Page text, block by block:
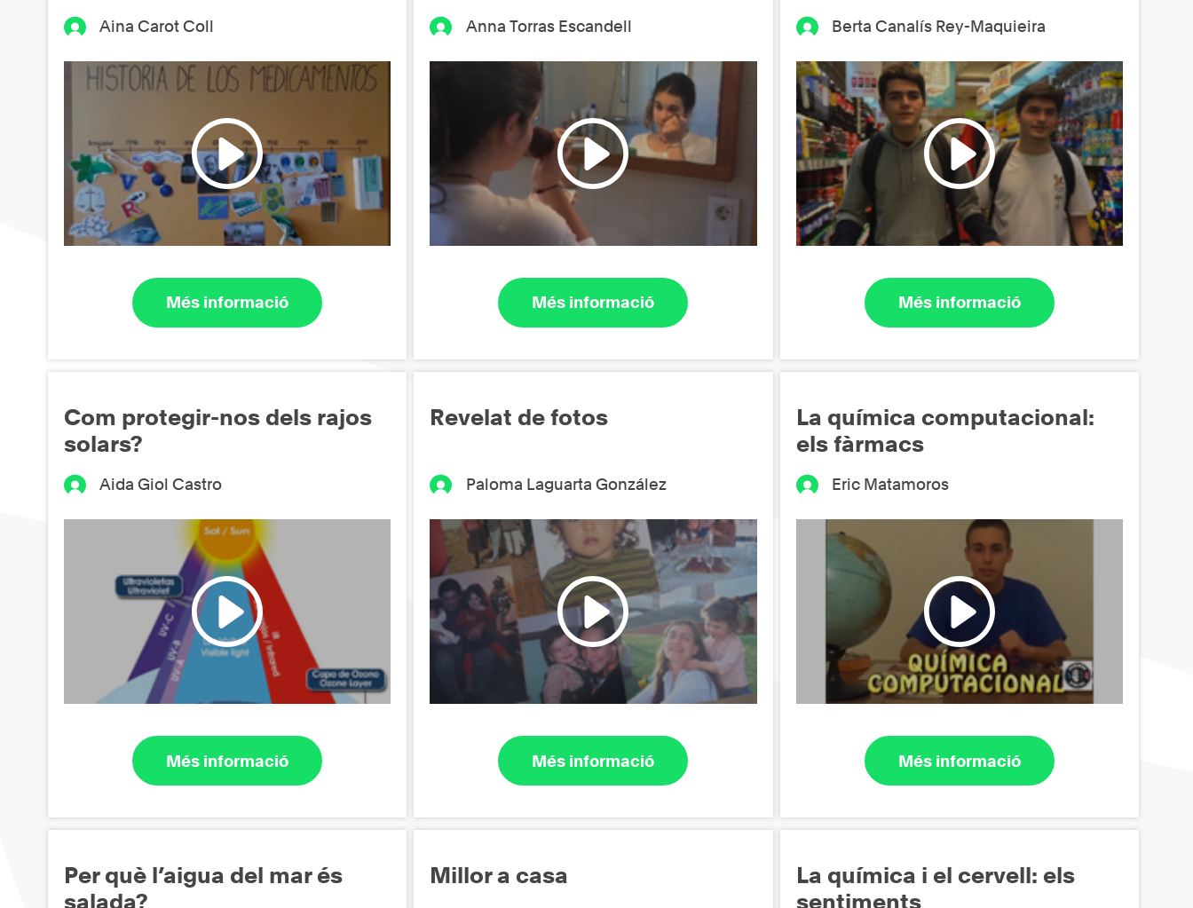
Aina Carot Coll
Més informació
Anna Torras Escandell
Més informació
Berta Canalís Rey-Maquieira
Més informació
Com protegir-nos dels rajos
solars?
Aida Giol Castro
Més informació
Revelat de fotos
Paloma Laguarta González
Més informació
La química computacional:
els fàrmacs
Eric Matamoros
Més informació
Per què l’aigua del mar és
salada?
Millor a casa
La química i el cervell: els
sentiments